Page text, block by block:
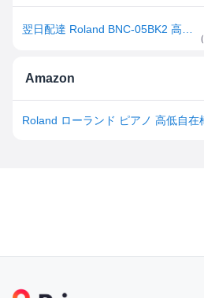
（
Amazon